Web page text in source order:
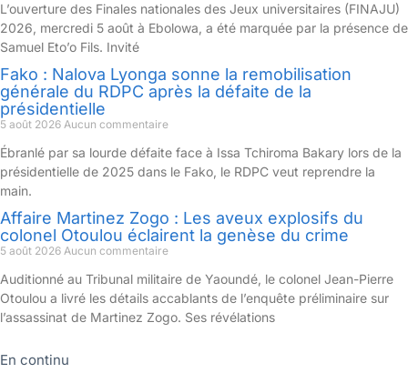
L’ouverture des Finales nationales des Jeux universitaires (FINAJU)
2026, mercredi 5 août à Ebolowa, a été marquée par la présence de
Samuel Eto’o Fils. Invité
Fako : Nalova Lyonga sonne la remobilisation
générale du RDPC après la défaite de la
présidentielle
5 août 2026 Aucun commentaire
Ébranlé par sa lourde défaite face à Issa Tchiroma Bakary lors de la
présidentielle de 2025 dans le Fako, le RDPC veut reprendre la
main.
Affaire Martinez Zogo : Les aveux explosifs du
colonel Otoulou éclairent la genèse du crime
5 août 2026 Aucun commentaire
Auditionné au Tribunal militaire de Yaoundé, le colonel Jean-Pierre
Otoulou a livré les détails accablants de l’enquête préliminaire sur
l’assassinat de Martinez Zogo. Ses révélations
En continu